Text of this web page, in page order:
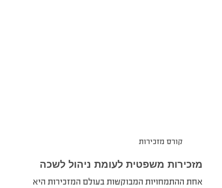
קורס מזכירות
מזכירות משפטית לעומת ניהול לשכה
אחת ההתמחויות המבוקשות בעולם המזכירות היא